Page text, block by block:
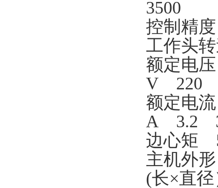
3500
控制精
工作头
额定电压
V 220
额定电流
A 3.2
边心
主机外形
(长×直